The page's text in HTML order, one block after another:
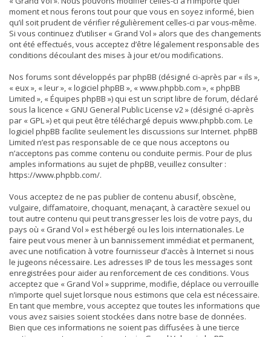
moment et nous ferons tout pour que vous en soyez informé, bien
qu’il soit prudent de vérifier régulièrement celles-ci par vous-même.
Si vous continuez d’utiliser « Grand Vol » alors que des changements
ont été effectués, vous acceptez d’être légalement responsable des
conditions découlant des mises à jour et/ou modifications.
Nos forums sont développés par phpBB (désigné ci-après par « ils »,
« eux », « leur », « logiciel phpBB », « www.phpbb.com », « phpBB
Limited », « Équipes phpBB ») qui est un script libre de forum, déclaré
sous la licence « GNU General Public License v2» (désigné ci-après
par « GPL ») et qui peut être téléchargé depuis www.phpbb.com. Le
logiciel phpBB facilite seulement les discussions sur Internet. phpBB
Limited n’est pas responsable de ce que nous acceptons ou
n’acceptons pas comme contenu ou conduite permis. Pour de plus
amples informations au sujet de phpBB, veuillez consulter :
https://www.phpbb.com/.
Vous acceptez de ne pas publier de contenu abusif, obscène,
vulgaire, diffamatoire, choquant, menaçant, à caractère sexuel ou
tout autre contenu qui peut transgresser les lois de votre pays, du
pays où « Grand Vol » est hébergé ou les lois internationales. Le
faire peut vous mener à un bannissement immédiat et permanent,
avec une notification à votre fournisseur d’accès à Internet si nous
le jugeons nécessaire. Les adresses IP de tous les messages sont
enregistrées pour aider au renforcement de ces conditions. Vous
acceptez que « Grand Vol » supprime, modifie, déplace ou verrouille
n’importe quel sujet lorsque nous estimons que cela est nécessaire.
En tant que membre, vous acceptez que toutes les informations que
vous avez saisies soient stockées dans notre base de données.
Bien que ces informations ne soient pas diffusées à une tierce